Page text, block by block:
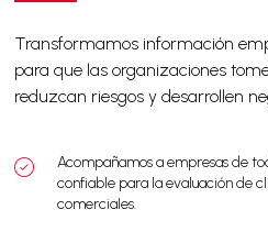
Transformamos información
para que las organizaciones
reduzcan riesgos y desarrollen
Acompañamos a empresas de
confiable para la evaluación de
comerciales.